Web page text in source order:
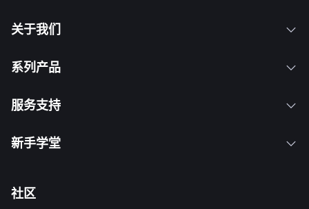
关于我们
系列产品
服务支持
新手学堂
社区